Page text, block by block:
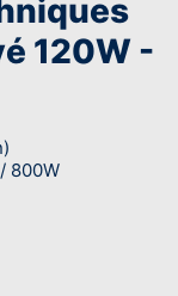
120W -
800W